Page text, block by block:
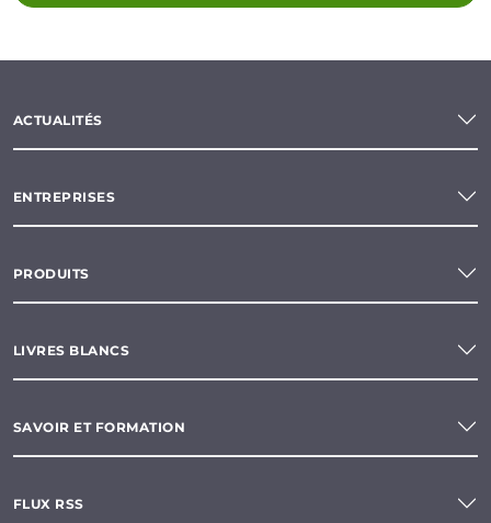
ACTUALITÉS
ENTREPRISES
PRODUITS
LIVRES BLANCS
SAVOIR ET FORMATION
FLUX RSS